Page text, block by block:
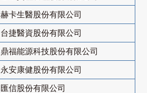
赫卡生醫股份有限公司
台捷醫資股份有限公司
鼎福能源科技股份有限公司
永安康健股份有限公司
匯信股份有限公司